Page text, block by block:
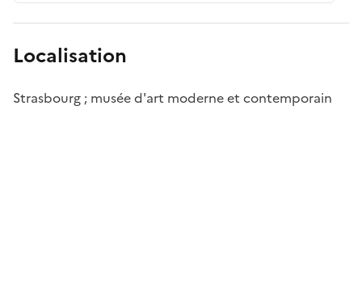
Localisation
Strasbourg ; musée d'art moderne et contemporain